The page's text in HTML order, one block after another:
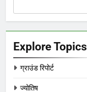
Explore Topics
ग्राउंड रिपोर्ट
ज्योतिष